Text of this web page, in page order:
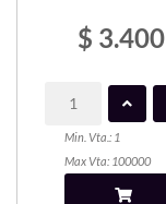
$ 3.400
Min. Vta.: 1
Max Vta: 100000